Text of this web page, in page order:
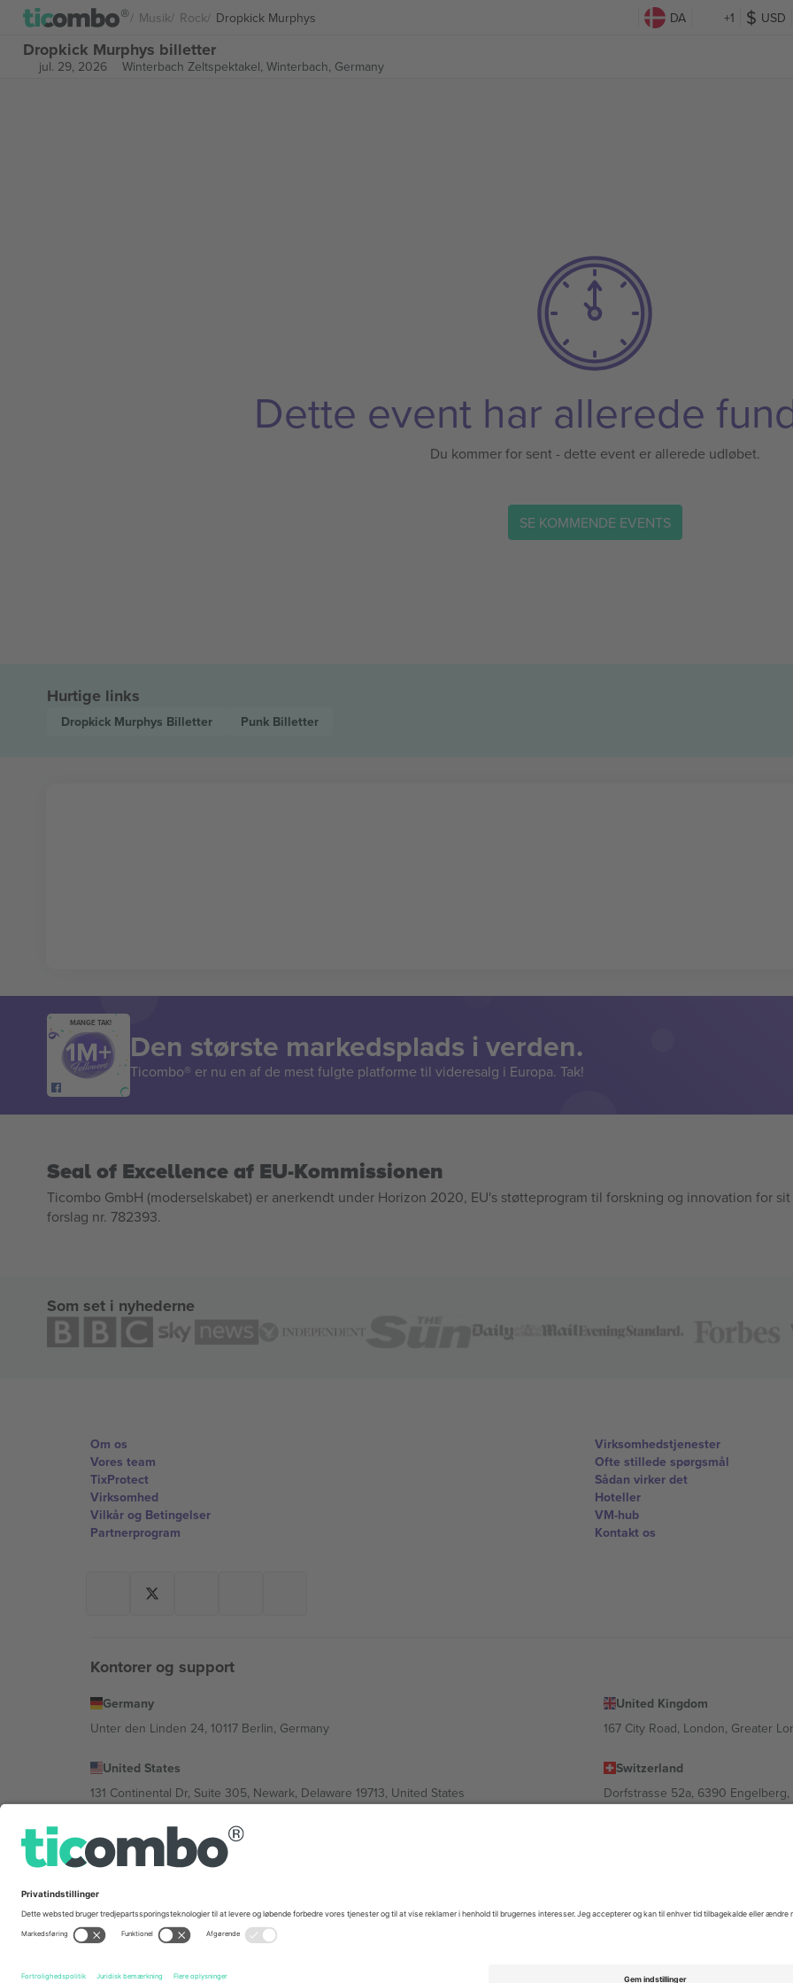
Musik Rock Dropkick Murphys DA +1 USD
Dropkick Murphys billetter
jul. 29, 2026 Winterbach Zeltspektakel, Winterbach, Germany
Dette event har allerede
Du kommer for sent - dette event er allerede udløbet.
SE KOMMENDE EVENTS
Hurtige links
Dropkick Murphys Billetter Punk Billetter
MANGE TAK!
Den største markedsplads i verden.
Ticombo® er nu en af de mest fulgte platforme til videresalg i Europa. Tak!
Seal of Excellence af EU-Kommissionen
Ticombo GmbH (moderselskabet) er anerkendt under Horizon 2020, EU's støtteprogram til forskning og innovation for sit
forslag nr. 782393.
Som set i nyhederne
Om os
Vores team
TixProtect
Virksomhed
Vilkår og Betingelser
Partnerprogram
Virksomhedstjenester
Ofte stillede spørgsmål
Sådan virker det
Hoteller
VM-hub
Kontakt os
Kontorer og support
Germany
Unter den Linden 24, 10117 Berlin, Germany
United Kingdom
167 City Road, London, Greater
United States
131 Continental Dr, Suite 305, Newark, Delaware 19713, United States
Switzerland
Dorfstrasse 52a, 6390 Engelberg,
Bulgaria
Regus Sofia City West, bul Totleben 53-55, 1606 Sofia, Bulgaria
Av Chapultepec 360, Roma Norte, Cuauhtémoc, 06700 Ciudad de México, CDMX, Mexico
© 2026 Ticombo. Alle rettigheder forbeholdes.